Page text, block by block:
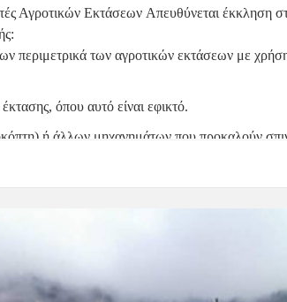
Αγροτικών Εκτάσεων Απευθύνεται έκκληση
περιμετρικά των αγροτικών εκτάσεων με
, όπου αυτό είναι εφικτό.
ή άλλων μηχανημάτων που προκαλούν
πυρκαγιάς και τα μέτρα αυτοπροστασίας
μεριμνά για: